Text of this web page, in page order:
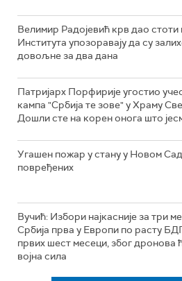
Велимир Радојевић крв дао стоти
Института упозоравају да су
довољне за два дана
Патријарх Порфирије угостио
кампа "Србија те зове" у Храму
Дошли сте на корен онога што
Угашен пожар у стану у Новом
повређених
Вучић: Избори најкасније за три
Србија прва у Европи по расту
првих шест месеци, због дронова
војна сила